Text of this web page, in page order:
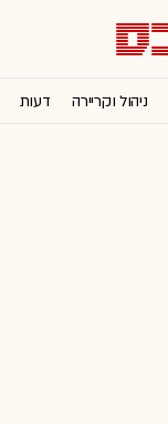
ניהול וקריירה דעות